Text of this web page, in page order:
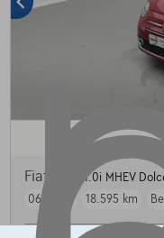
Fiat 500
1.0i MHEV
06/2024
18.595 km